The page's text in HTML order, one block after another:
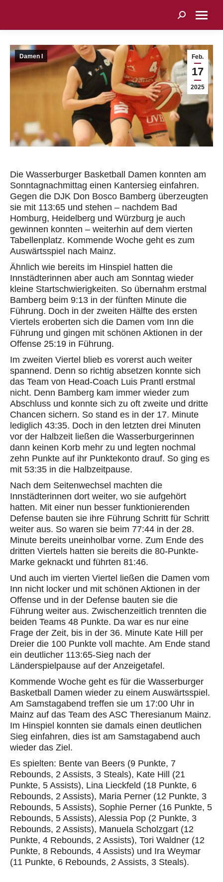
Search:
Feb.
17
2025
Damen I
Die Wasserburger Basketball Damen konnten am
Sonntagnachmittag einen Kantersieg einfahren.
Gegen die DJK Don Bosco Bamberg überzeugten
sie mit 113:65 und stehen – nachdem Bad
Homburg, Heidelberg und Würzburg je auch
gewinnen konnten – weiterhin auf dem vierten
Tabellenplatz. Kommende Woche geht es zum
Auswärtsspiel nach Mainz.
Ähnlich wie bereits im Hinspiel hatten die
Innstädterinnen aber auch am Sonntag wieder
kleine Startschwierigkeiten. So übernahm erstmal
Bamberg beim 9:13 in der fünften Minute die
Führung. Doch in der zweiten Hälfte des ersten
Viertels eroberten sich die Damen vom Inn die
Führung und gingen mit schönen Aktionen in der
Offense 25:19 in Führung.
Im zweiten Viertel blieb es vorerst auch weiter
spannend. Denn so richtig absetzen konnte sich
das Team von Head-Coach Luis Prantl erstmal
nicht. Denn Bamberg kam immer wieder zum
Abschluss und konnte sich zu oft zweite und dritte
Chancen sichern. So stand es in der 17. Minute
lediglich 43:35. Doch in den letzten drei Minuten
vor der Halbzeit ließen die Wasserburgerinnen
dann keinen Korb mehr zu und legten nochmal
zehn Punkte auf ihr Punktekonto drauf. So ging es
mit 53:35 in die Halbzeitpause.
Nach dem Seitenwechsel machten die
Innstädterinnen dort weiter, wo sie aufgehört
hatten. Mit einer nun besser funktionierenden
Defense bauten sie ihre Führung Schritt für Schritt
weiter aus. So waren sie beim 77:44 in der 28.
Minute bereits uneinholbar vorne. Zum Ende des
dritten Viertels hatten sie bereits die 80-Punkte-
Marke geknackt und führten 81:46.
Und auch im vierten Viertel ließen die Damen vom
Inn nicht locker und mit schönen Aktionen in der
Offense und in der Defense bauten sie die
Führung weiter aus. Zwischenzeitlich trennten die
beiden Teams 48 Punkte. Da war es nur eine
Frage der Zeit, bis in der 36. Minute Kate Hill per
Dreier die 100 Punkte voll machte. Am Ende stand
ein deutlicher 113:65-Sieg nach der
Länderspielpause auf der Anzeigetafel.
Kommende Woche geht es für die Wasserburger
Basketball Damen wieder zu einem Auswärtsspiel.
Am Samstagabend treffen sie um 17:00 Uhr in
Mainz auf das Team des ASC Theresianum Mainz.
Im Hinspiel konnten sie damals einen deutlichen
Sieg einfahren, dies ist am Samstagabend auch
wieder das Ziel.
Es spielten: Bente van Beers (9 Punkte, 7
Rebounds, 2 Assists, 3 Steals), Kate Hill (21
Punkte, 5 Assists), Lina Lieckfeld (18 Punkte, 6
Rebounds, 2 Assists), Maria Perner (12 Punkte, 3
Rebounds, 5 Assists), Sophie Perner (16 Punkte, 5
Rebounds, 5 Assists), Alessia Pop (2 Punkte, 3
Rebounds, 2 Assists), Manuela Scholzgart (12
Punkte, 4 Rebounds, 2 Assists), Tori Waldner (12
Punkte, 8 Rebounds, 4 Assists) und Ira Weymar
(11 Punkte, 6 Rebounds, 2 Assists, 3 Steals).